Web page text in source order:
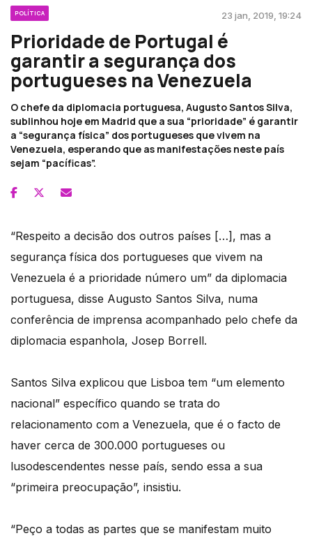
POLÍTICA 23 jan, 2019, 19:24
Prioridade de Portugal é
garantir a segurança dos
portugueses na Venezuela
O chefe da diplomacia portuguesa, Augusto Santos Silva,
sublinhou hoje em Madrid que a sua “prioridade” é garantir
a “segurança física” dos portugueses que vivem na
Venezuela, esperando que as manifestações neste país
sejam “pacíficas”.
“Respeito a decisão dos outros países […], mas a
segurança física dos portugueses que vivem na
Venezuela é a prioridade número um” da diplomacia
portuguesa, disse Augusto Santos Silva, numa
conferência de imprensa acompanhado pelo chefe da
diplomacia espanhola, Josep Borrell.
Santos Silva explicou que Lisboa tem “um elemento
nacional” específico quando se trata do
relacionamento com a Venezuela, que é o facto de
haver cerca de 300.000 portugueses ou
lusodescendentes nesse país, sendo essa a sua
“primeira preocupação”, insistiu.
“Peço a todas as partes que se manifestam muito